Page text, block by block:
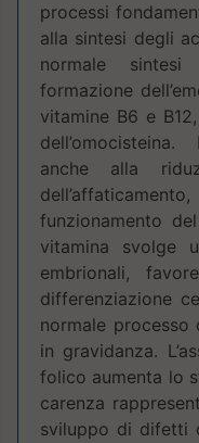
processi
alla sintesi degli
normale
formazione
vitamine B6 e
anche alla
funzionamento
vitamina svolge
embrionali,
differenziazione
normale
in gravidanza.
folico aumenta lo
carenza
sviluppo di difetti